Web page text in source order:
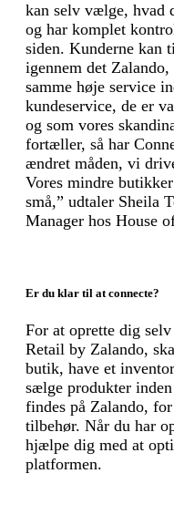
kan selv vælge, hvad
og har komplet
siden. Kunderne kan
igennem det
samme høje service
kundeservice, de er
og som vores
fortæller, så har
ændret måden, vi
Vores mindre
små,” udtaler Sheila
Manager hos House
Er du klar til at connecte?
For at oprette dig
Retail by Zalando,
butik, have et
sælge produkter
findes på Zalando,
tilbehør. Når du har
hjælpe dig med at
platformen.